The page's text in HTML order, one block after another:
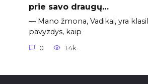
prie savo draugų…
— Mano žmona, Vadikai, yra
pavyzdys, kaip
0 1.4k.